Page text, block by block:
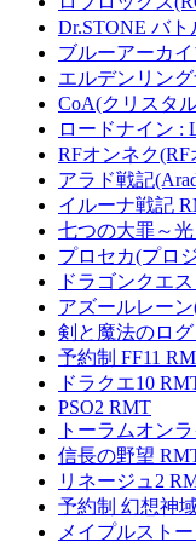
Dr.STONE バト
ブルーアーカ
エルデンリン
CoA(クリスタ
ロードナイン :
RFオンネク
アラド戦記
イルーナ戦記
七つの大罪～
プロセカ(プロ
ドラゴンクエ
アズールレー
剣と魔法のログ
予約制 FF11
ドラクエ10
PSO2 RMT
トーラムオン
信長の野望
リネージュ2
予約制 幻想神
メイプルスト